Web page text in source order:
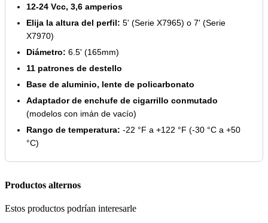
12-24 Vcc, 3,6 amperios
Elija la altura del perfil: 5' (Serie X7965) o 7' (Serie
X7970)
Diámetro: 6.5' (165mm)
11 patrones de destello
Base de aluminio, lente de policarbonato
Adaptador de enchufe de cigarrillo conmutado
(modelos con imán de vacío)
Rango de temperatura: -22 °F a +122 °F (-30 °C a +50
°C)
Productos alternos
Estos productos podrían interesarle